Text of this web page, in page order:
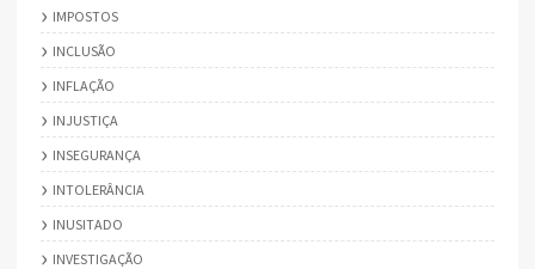
IMPOSTOS
INCLUSÃO
INFLAÇÃO
INJUSTIÇA
INSEGURANÇA
INTOLERÂNCIA
INUSITADO
INVESTIGAÇÃO